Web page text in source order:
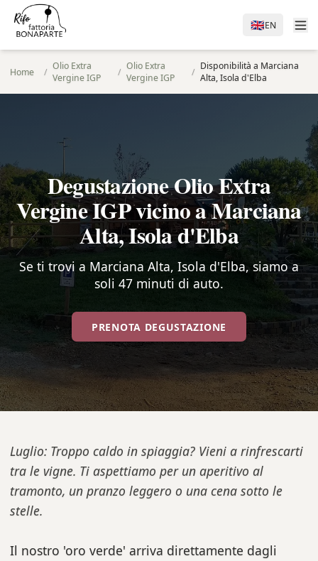
🇬🇧EN
Home / Olio Extra
Vergine IGP
/ Olio Extra
Vergine IGP
/ Disponibilità a Marciana
Alta, Isola d'Elba
Degustazione Olio Extra
Vergine IGP vicino a Marciana
Alta, Isola d'Elba
Se ti trovi a Marciana Alta, Isola d'Elba, siamo a
soli 47 minuti di auto.
PRENOTA DEGUSTAZIONE
Luglio: Troppo caldo in spiaggia? Vieni a rinfrescarti
tra le vigne. Ti aspettiamo per un aperitivo al
tramonto, un pranzo leggero o una cena sotto le
stelle.
Il nostro 'oro verde' arriva direttamente dagli